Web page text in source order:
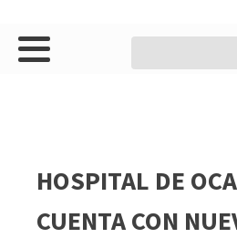
HOSPITAL DE
CUENTA CON